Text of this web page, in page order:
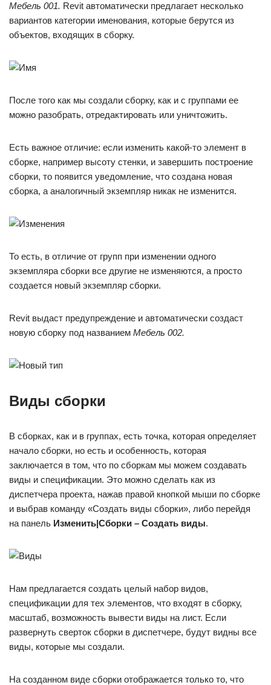
Мебель 001. Revit автоматически предлагает несколько
вариантов категории именования, которые берутся из
объектов, входящих в сборку.
После того как мы создали сборку, как и с группами ее
можно разобрать, отредактировать или уничтожить.
Есть важное отличие: если изменить какой-то элемент в
сборке, например высоту стенки, и завершить построение
сборки, то появится уведомление, что создана новая
сборка, а аналогичный экземпляр никак не изменится.
То есть, в отличие от групп при изменении одного
экземпляра сборки все другие не изменяются, а просто
создается новый экземпляр сборки.
Revit выдаст предупреждение и автоматически создаст
новую сборку под названием Мебель 002.
Виды сборки
В сборках, как и в группах, есть точка, которая определяет
начало сборки, но есть и особенность, которая
заключается в том, что по сборкам мы можем создавать
виды и спецификации. Это можно сделать как из
диспетчера проекта, нажав правой кнопкой мыши по сборке
и выбрав команду «Создать виды сборки», либо перейдя
на панель Изменить|Сборки – Создать виды.
Нам предлагается создать целый набор видов,
спецификации для тех элементов, что входят в сборку,
масштаб, возможность вывести виды на лист. Если
развернуть сверток сборки в диспетчере, будут видны все
виды, которые мы создали.
На созданном виде сборки отображается только то, что